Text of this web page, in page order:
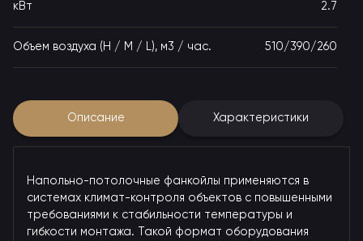
кВт 2.7
Объем воздуха (H / M / L), м3 / час. 510/390/260
Описание Характеристики
Напольно-потолочные фанкойлы применяются в
системах климат-контроля объектов с повышенными
требованиями к стабильности температуры и
гибкости монтажа. Такой формат оборудования